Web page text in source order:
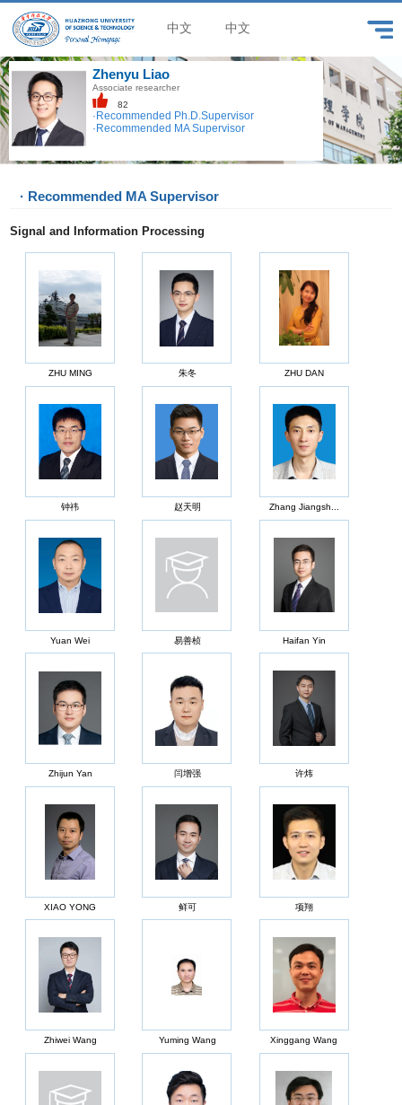
中文 中文
Zhenyu Liao
Associate researcher
82
·Recommended Ph.D.Supervisor
·Recommended MA Supervisor
· Recommended MA Supervisor
Signal and Information Processing
ZHU MING 朱冬 ZHU DAN
钟祎 赵天明 Zhang Jiangsh...
Yuan Wei 易善桢 Haifan Yin
Zhijun Yan 闫增强 许炜
XIAO YONG 鲜可 项翔
Zhiwei Wang Yuming Wang Xinggang Wang